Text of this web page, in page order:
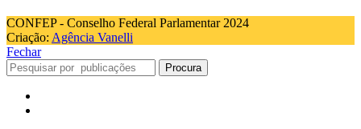
CONFEP - Conselho Federal Parlamentar 2024
Criação: Agência Vanelli
Fechar
Procura